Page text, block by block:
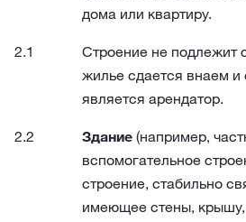
дома или квартиру.
Строение не подлежит
жилье сдается внаем и
является арендатор.
Здание (например,
вспомогательное
строение, стабильно
имеющее стены,